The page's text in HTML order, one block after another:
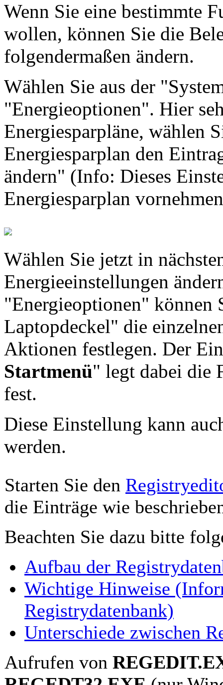
Wenn Sie eine bestimmte
wollen, können Sie die
folgendermaßen ändern.
Wählen Sie aus der
"Energieoptionen". Hier
Energiesparpläne, wählen
Energiesparplan den
ändern" (Info: Dieses
Energiesparplan
Wählen Sie jetzt in
Energieeinstellungen
"Energieoptionen" können
Laptopdeckel" die
Aktionen festlegen. Der
Startmenü" legt dabei die
fest.
Diese Einstellung kann
werden.
Starten Sie den
die Einträge wie
Beachten Sie dazu bitte
Aufbau der
Wichtige Hinweise
Registrydatenbank)
Unterschiede zwischen
Aufrufen von